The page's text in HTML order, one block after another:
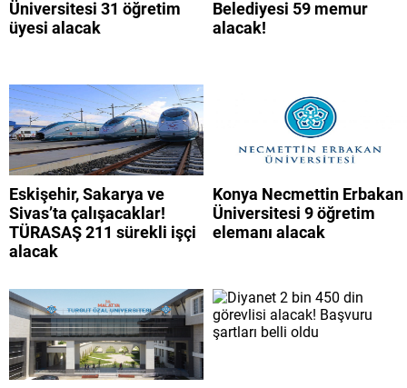
Üniversitesi 31 öğretim
üyesi alacak
Belediyesi 59 memur
alacak!
Eskişehir, Sakarya ve
Sivas’ta çalışacaklar!
TÜRASAŞ 211 sürekli işçi
alacak
Konya Necmettin Erbakan
Üniversitesi 9 öğretim
elemanı alacak